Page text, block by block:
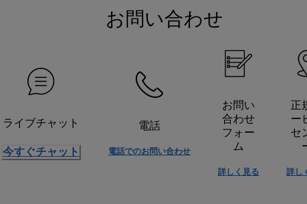
お問い合わせ
ライブチャット
今すぐチャット
電話
電話でのお問い合わせ
お問い
合わせ
フォー
ム
詳しく見る
正
ー
セ
詳し